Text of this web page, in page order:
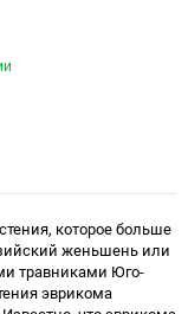
которое больше
женьшень или
травниками Юго-
эврикома